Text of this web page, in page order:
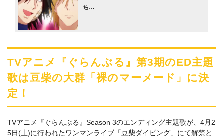
ち…
TVアニメ『ぐらんぶる』第3期のED主題
歌は豆柴の大群「裸のマーメード」に決
定！
TVアニメ『ぐらんぶる』Season 3のエンディング主題歌が、4月2
5日(土)に行われたワンマンライブ「豆柴ダイビング」にて解禁と